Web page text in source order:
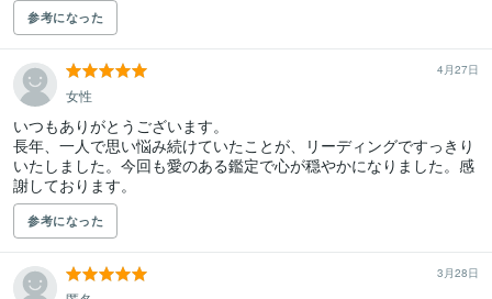
参考になった
4月27日
女性
いつもありがとうございます。
長年、一人で思い悩み続けていたことが、リーディングですっきり
いたしました。今回も愛のある鑑定で心が穏やかになりました。感
謝しております。
参考になった
3月28日